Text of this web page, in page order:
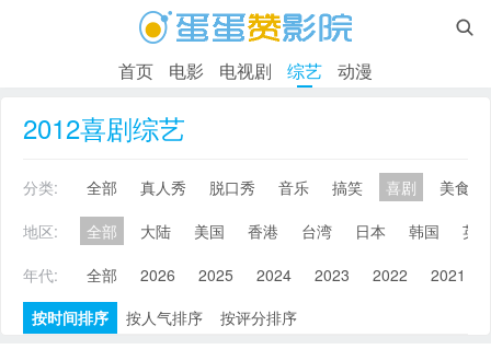

首页 电影 电视剧 综艺 动漫
2012喜剧综艺
分类: 全部 真人秀 脱口秀 音乐 搞笑 喜剧
美食
地区:
全部 大陆 美国 香港 台湾 日本 韩国
英
年代:
全部 2026 2025 2024 2023 2022 2021
按时间排序
按人气排序 按评分排序